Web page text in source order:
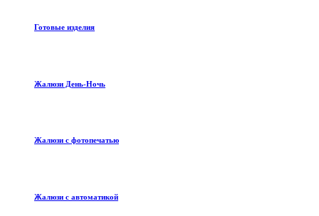
Готовые изделия
Жалюзи День-Ночь
Жалюзи с фотопечатью
Жалюзи с автоматикой